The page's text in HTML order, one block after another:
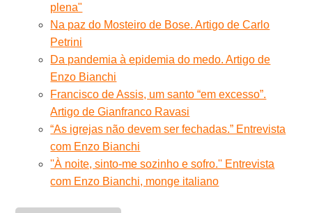
plena"
Na paz do Mosteiro de Bose. Artigo de Carlo
Petrini
Da pandemia à epidemia do medo. Artigo de
Enzo Bianchi
Francisco de Assis, um santo “em excesso”.
Artigo de Gianfranco Ravasi
“As igrejas não devem ser fechadas.” Entrevista
com Enzo Bianchi
''À noite, sinto-me sozinho e sofro.'' Entrevista
com Enzo Bianchi, monge italiano